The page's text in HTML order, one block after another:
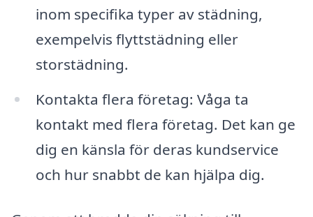
inom specifika typer av städning,
exempelvis flyttstädning eller
storstädning.
Kontakta flera företag: Våga ta
kontakt med flera företag. Det kan ge
dig en känsla för deras kundservice
och hur snabbt de kan hjälpa dig.